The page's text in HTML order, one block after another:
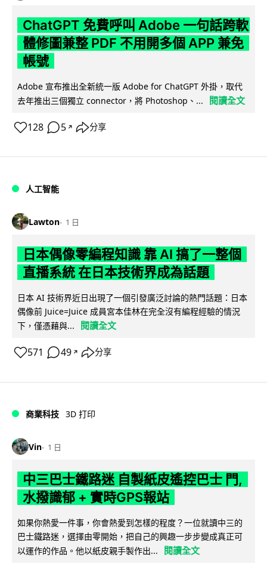
ChatGPT 免費呼叫 Adobe 一句話跨軟
體修圖兼整 PDF 不用開多個 APP 兼免
帳號
Adobe 宣布推出全新統一版 Adobe for ChatGPT 外掛，取代
去年推出三個獨立 connector，將 Photoshop、...
閱讀全文
128 5 ↗ 分享
人工智能
Lawton 1 日
日本偶像零編程知識 靠 AI 搞了一整個
直播系統 在日本技術界成為話題
日本 AI 技術界近日出現了一個引發廣泛討論的熱門話題：日本
偶像前 Juice=Juice 成員宮本佳林在完全沒有編程經驗的情況
下，僅憑藉與...
閱讀全文
571 49 ↗ 分享
商業科技 3D 打印
Vin 1 日
中三巴士鐵路迷 自製紙皮遙控巴士 門,
水撥識郁 + 實時GPS報站
如果你熱愛一件事，你會熱愛到怎樣的程度？一位就讀中三的
巴士鐵路迷，選擇由零開始，把自己的興趣一步步變成真正可
以運作的作品。他以紙皮親手製作出...
閱讀全文